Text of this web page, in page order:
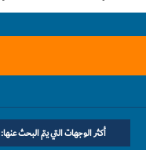
أكثر الوجهات التي يتم البحث عنها: